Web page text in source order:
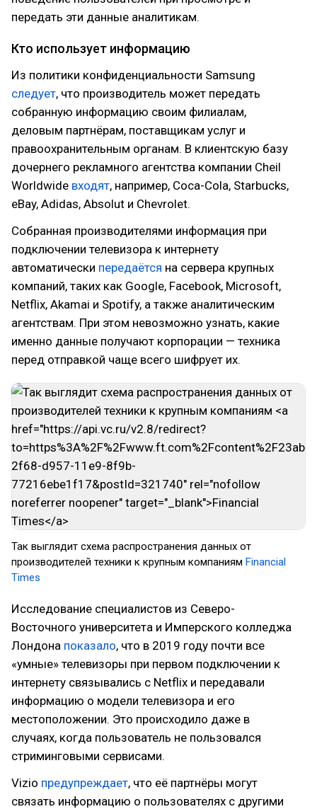
передать эти данные аналитикам.
Кто использует информацию
Из политики конфиденциальности Samsung
следует, что производитель может передать
собранную информацию своим филиалам,
деловым партнёрам, поставщикам услуг и
правоохранительным органам. В клиентскую базу
дочернего рекламного агентства компании Cheil
Worldwide входят, например, Coca-Cola, Starbucks,
eBay, Adidas, Absolut и Chevrolet.
Собранная производителями информация при
подключении телевизора к интернету
автоматически передаётся на сервера крупных
компаний, таких как Google, Facebook, Microsoft,
Netflix, Akamai и Spotify, а также аналитическим
агентствам. При этом невозможно узнать, какие
именно данные получают корпорации — техника
перед отправкой чаще всего шифрует их.
Так выглядит схема распространения данных от
производителей техники к крупным компаниям Financial
Times
Исследование специалистов из Северо-
Восточного университета и Имперского колледжа
Лондона показало, что в 2019 году почти все
«умные» телевизоры при первом подключении к
интернету связывались с Netflix и передавали
информацию о модели телевизора и его
местоположении. Это происходило даже в
случаях, когда пользователь не пользовался
стриминговыми сервисами.
Vizio предупреждает, что её партнёры могут
связать информацию о пользователях с другими